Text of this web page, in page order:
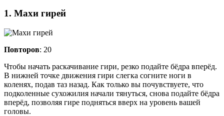
1. Махи гирей
Повторов: 20
Чтобы начать раскачивание гири, резко подайте бёдра вперёд.
В нижней точке движения гири слегка согните ноги в
коленях, подав таз назад. Как только вы почувствуете, что
подколенные сухожилия начали тянуться, снова подайте бёдра
вперёд, позволяя гире подняться вверх на уровень вашей
головы.